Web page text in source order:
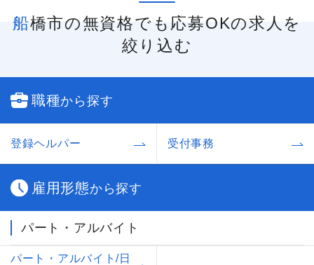
船橋市の無資格でも応募OKの求人を
絞り込む
職種から探す
登録ヘルパー 受付事務
雇用形態から探す
パート・アルバイト
パート・アルバイト/日